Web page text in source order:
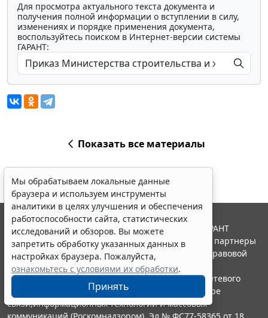
Для просмотра актуального текста документа и
получения полной информации о вступлении в силу,
изменениях и порядке применения документа,
воспользуйтесь поиском в Интернет-версии системы
ГАРАНТ:
Показать все материалы
Мы обрабатываем локальные данные
браузера и используем инструменты
аналитики в целях улучшения и обеспечения
работоспособности сайта, статистических
исследований и обзоров. Вы можете
запретить обработку указанных данных в
настройках браузера. Пожалуйста,
ознакомьтесь с условиями их обработки.
Принять
© ООО "НПП "ГАРАНТ-СЕРВИС", 2026. Система ГАРАНТ
выпускается с 1990 года. Компания "Гарант" и ее партнеры
являются участниками Российской ассоциации правовой
информации ГАРАНТ.
Портал ГАРАНТ.РУ зарегистрирован в качестве сетевого
издания Федеральной службой по надзору в сфере
связи,информационных технологий и массовых